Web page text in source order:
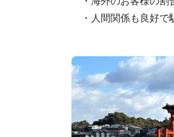
・人間関係も良好